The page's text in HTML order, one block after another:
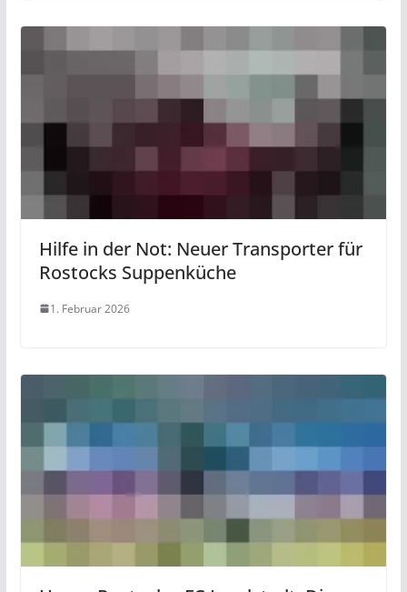
Hilfe in der Not: Neuer Transporter für
Rostocks Suppenküche
1. Februar 2026